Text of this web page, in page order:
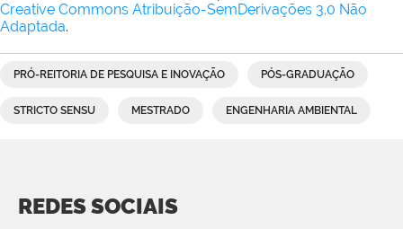
Creative Commons Atribuição-SemDerivações 3.0 Não
Adaptada.
PRÓ-REITORIA DE PESQUISA E INOVAÇÃO PÓS-GRADUAÇÃO
STRICTO SENSU MESTRADO ENGENHARIA AMBIENTAL
REDES SOCIAIS